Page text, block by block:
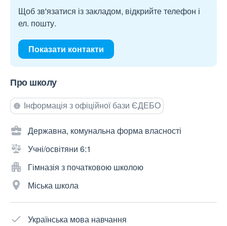
Щоб зв'язатися із закладом, відкрийте телефон і
ел. пошту.
Показати контакти
Про школу
Інформація з офіційної бази ЄДЕБО
Державна, комунальна форма власності
Учні/освітяни 6:1
Гімназія з початковою школою
Міська школа
Українська мова навчання